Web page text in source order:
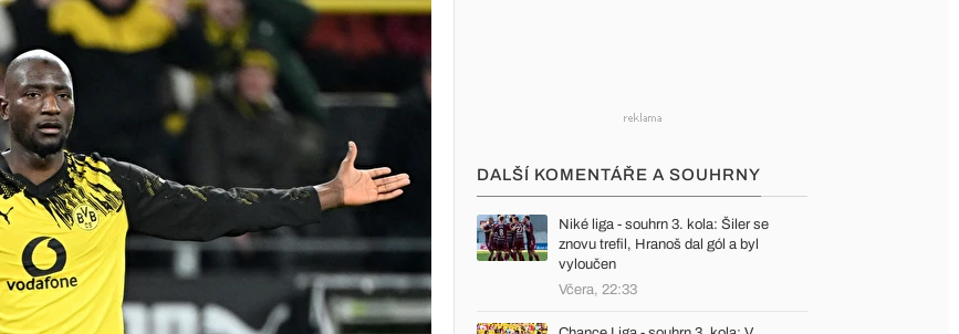
DALŠÍ KOMENTÁŘE A SOUHRNY
Niké liga - souhrn 3. kola: Šiler se
znovu trefil, Hranoš dal gól a byl
vyloučen
Včera, 22:33